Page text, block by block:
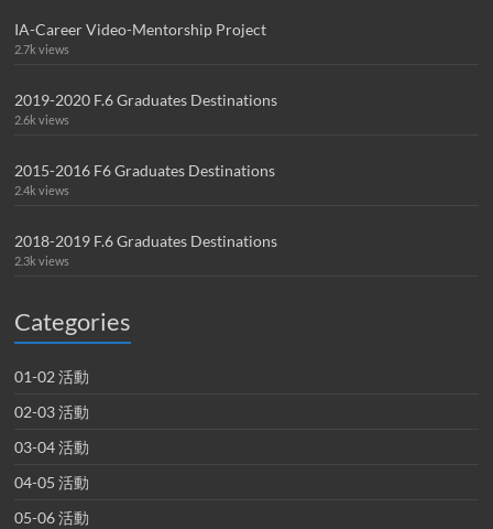
IA-Career Video-Mentorship Project
2.7k views
2019-2020 F.6 Graduates Destinations
2.6k views
2015-2016 F6 Graduates Destinations
2.4k views
2018-2019 F.6 Graduates Destinations
2.3k views
Categories
01-02 活動
02-03 活動
03-04 活動
04-05 活動
05-06 活動